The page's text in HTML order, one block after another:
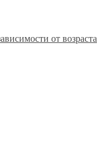
от возраста